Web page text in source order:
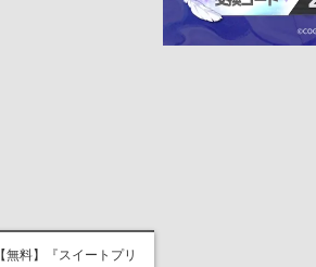
【無料】『スイートプリ